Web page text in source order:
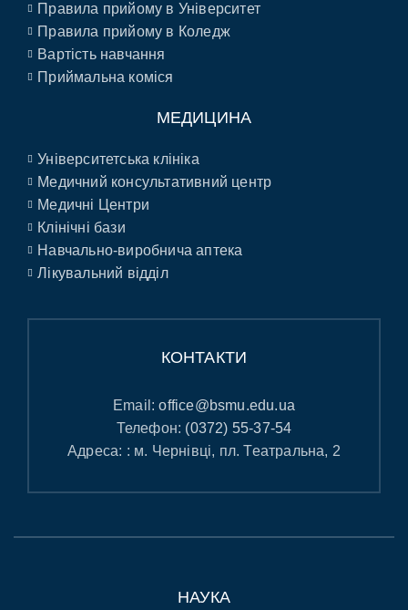
Правила прийому в Університет
Правила прийому в Коледж
Вартість навчання
Приймальна коміся
МЕДИЦИНА
Університетська клініка
Медичний консультативний центр
Медичні Центри
Клінічні бази
Навчально-виробнича аптека
Лікувальний відділ
КОНТАКТИ
Email:office@bsmu.edu.ua
Телефон: (0372) 55-37-54
Адреса: : м. Чернівці, пл. Театральна, 2
НАУКА